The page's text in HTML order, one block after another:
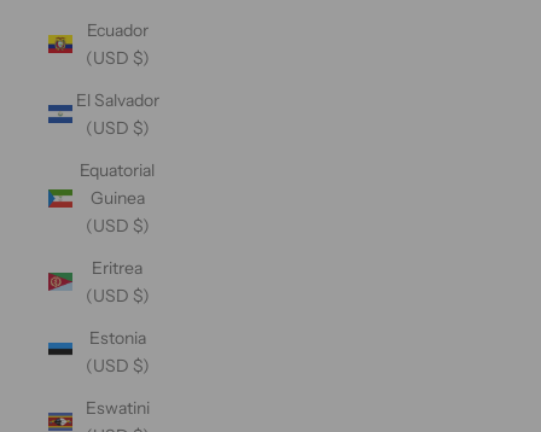
Ecuador
(USD $)
El Salvador
(USD $)
Equatorial
Guinea
(USD $)
Eritrea
(USD $)
Estonia
(USD $)
Eswatini